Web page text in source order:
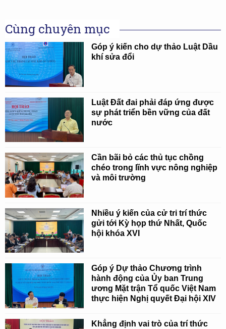
Cùng chuyên mục
Góp ý kiến cho dự thảo Luật Dầu
khí sửa đổi
Luật Đất đai phải đáp ứng được
sự phát triển bền vững của đất
nước
Cần bãi bỏ các thủ tục chồng
chéo trong lĩnh vực nông nghiệp
và môi trường
Nhiều ý kiến của cử tri trí thức
gửi tới Kỳ họp thứ Nhất, Quốc
hội khóa XVI
Góp ý Dự thảo Chương trình
hành động của Ủy ban Trung
ương Mặt trận Tổ quốc Việt Nam
thực hiện Nghị quyết Đại hội XIV
Khẳng định vai trò của trí thức